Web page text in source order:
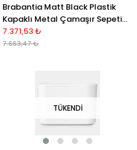
Brabantia Matt Black Plastik
Kapaklı Metal Çamaşır Sepeti
35 Lt
7.371,53 ₺
7.663,47 ₺
TÜKENDI